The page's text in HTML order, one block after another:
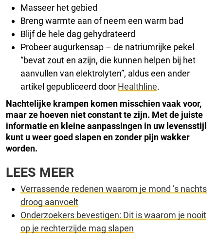
Masseer het gebied
Breng warmte aan of neem een warm bad
Blijf de hele dag gehydrateerd
Probeer augurkensap – de natriumrijke pekel
“bevat zout en azijn, die kunnen helpen bij het
aanvullen van elektrolyten”, aldus een ander
artikel gepubliceerd door Healthline.
Nachtelijke krampen komen misschien vaak voor,
maar ze hoeven niet constant te zijn. Met de juiste
informatie en kleine aanpassingen in uw levensstijl
kunt u weer goed slapen en zonder pijn wakker
worden.
LEES MEER
Verrassende redenen waarom je mond ’s nachts
droog aanvoelt
Onderzoekers bevestigen: Dit is waarom je nooit
op je rechterzijde mag slapen